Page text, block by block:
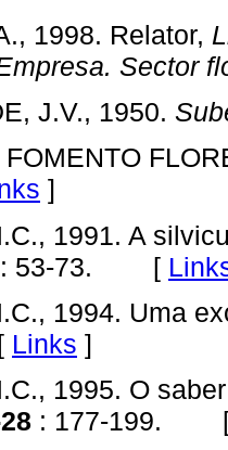
1998. Relator,
Sector
J.V., 1950.
]
1991. A
: 53-73. [
1994. Uma
Links ]
1995. O
: 177-199.